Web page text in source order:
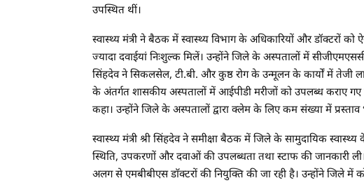
उपस्थित थीं।
स्वास्थ्य मंत्री ने बैठक में स्वास्थ्य विभाग के अधिकारियों और डॉक्टरों
ज्यादा दवाईयां निःशुल्क मिलें। उन्होंने जिले के अस्पतालों में
सिंहदेव ने सिकलसेल, टी.बी. और कुष्ठ रोग के उन्मूलन के कार्यों में तेजी
के अंतर्गत शासकीय अस्पतालों में आईपीडी मरीजों को उपलब्ध कराए
कहा। उन्होंने जिले के अस्पतालों द्वारा क्लेम के लिए कम संख्या में
स्वास्थ्य मंत्री श्री सिंहदेव ने समीक्षा बैठक में जिले के सामुदायिक स्वास्थ्य
स्थिति, उपकरणों और दवाओं की उपलब्धता तथा स्टाफ की जानकारी
अलग से एमबीबीएस डाॅक्टरों की नियुक्ति की जा रही है। उन्होंने जिले में